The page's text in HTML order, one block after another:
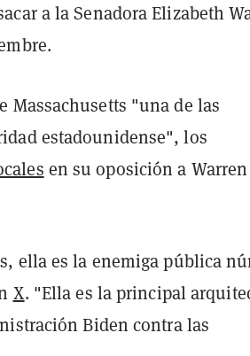
a la Senadora Elizabeth
Massachusetts "una de las
estadounidense", los
en su oposición a
ella es la enemiga pública
X. "Ella es la principal
Biden contra las